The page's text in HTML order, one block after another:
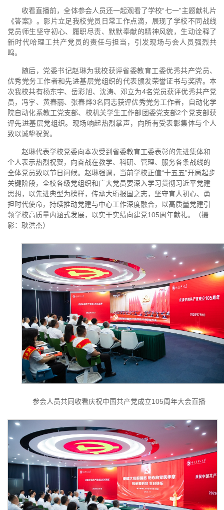
收看直播前，全体参会人员还一起观看了学校“七一”主题献礼片
《答案》。影片立足我校党员日常工作点滴，展现了学校不同战线
党员师生坚守初心、履职尽责、默默奉献的精神风貌，生动诠释了
新时代哈理工共产党员的责任与担当，引发现场与会人员强烈共
鸣。
随后，党委书记赵琳为我校获评省委教育工委优秀共产党员、
优秀党务工作者和先进基层党组织的代表颁发荣誉证书与奖牌。本
次我校共有杨东宇、岳彩旭、沈涛、邓立为4名党员获评优秀共产党
员，冯宇、黄春丽、张春烨3名同志获评优秀党务工作者，自动化学
院自动化系教工党支部、校机关学生工作部团委党支部2个党支部获
评先进基层党组织。现场响起热烈掌声，向所有受表彰集体与个人
致以诚挚祝贺。
赵琳代表学校党委向本次受到省委教育工委表彰的先进集体和
个人表示热烈祝贺，向奋战在教学、科研、管理、服务各条战线的
全体党员致以节日问候。赵琳强调，当前学校正值“十五五”开局起步
关键阶段，全校各级党组织和广大党员要深入学习贯彻习近平党建
思想，以先进典型为榜样，传承大珩报国之志，坚守育人初心、勇
担时代使命，持续推动党建与中心工作深度融合，以高质量党建引
领学校高质量内涵式发展，以实干实绩向建党105周年献礼。（摄
影：耿洪杰）
参会人员共同收看庆祝中国共产党成立105周年大会直播